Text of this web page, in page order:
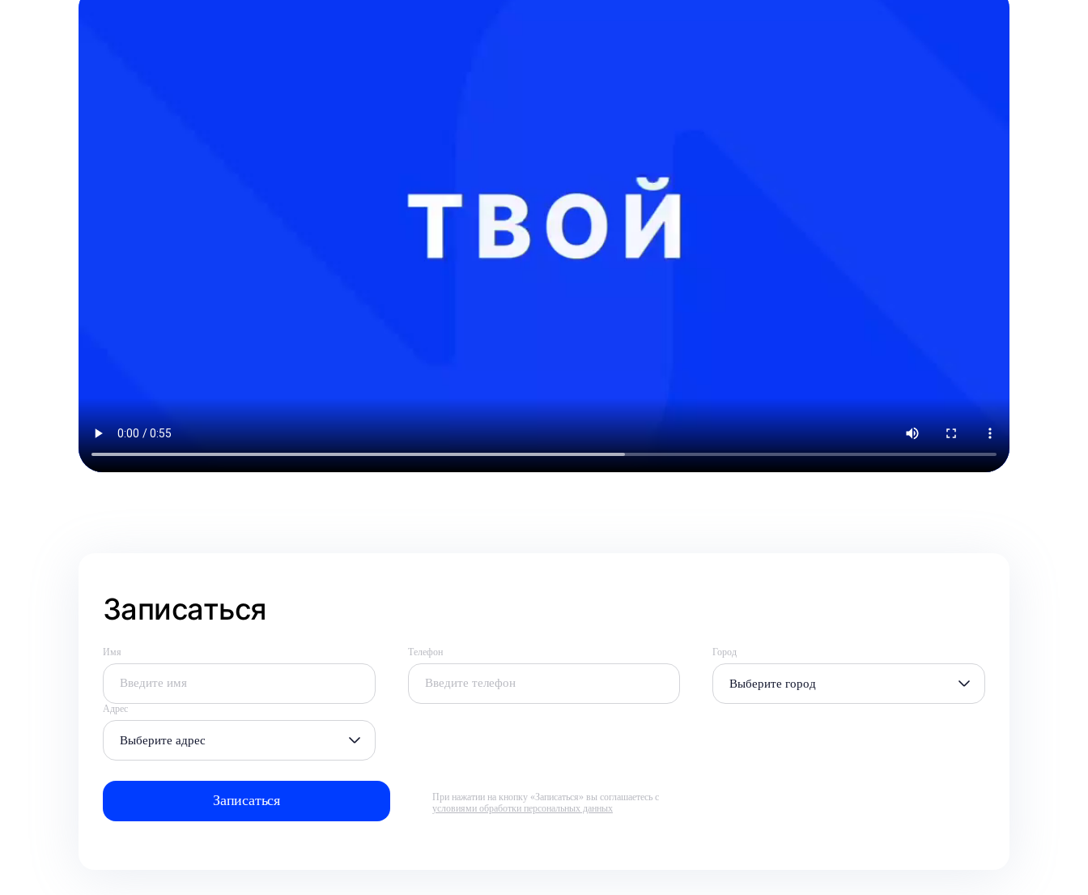
Записаться
Имя Телефон Город
Выберите город
Адрес
Выберите адрес
При нажатии на кнопку «Записаться» вы соглашаетесь с
условиями обработки персональных данных